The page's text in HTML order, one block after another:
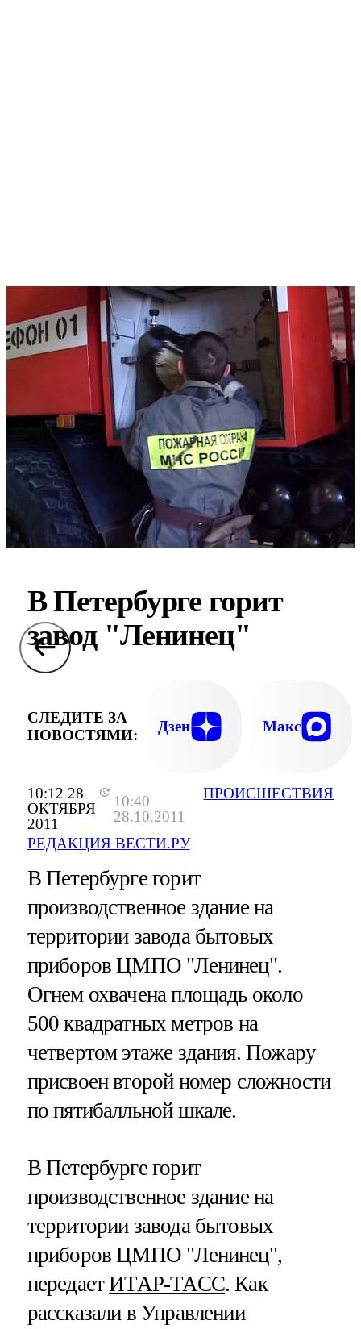
10:12 28
ОКТЯБРЯ
2011
10:40
28.10.2011
РЕДАКЦИЯ ВЕСТИ.РУ
ПРОИСШЕСТВИЯ
В Петербурге горит
завод "Ленинец"
СЛЕДИТЕ ЗА
НОВОСТЯМИ:
Дзен Макс
В Петербурге горит
производственное здание на
территории завода бытовых
приборов ЦМПО "Ленинец".
Огнем охвачена площадь около
500 квадратных метров на
четвертом этаже здания. Пожару
присвоен второй номер сложности
по пятибалльной шкале.
В Петербурге горит
производственное здание на
территории завода бытовых
приборов ЦМПО "Ленинец",
передаетИТАР-ТАСС. Как
рассказали в Управлении